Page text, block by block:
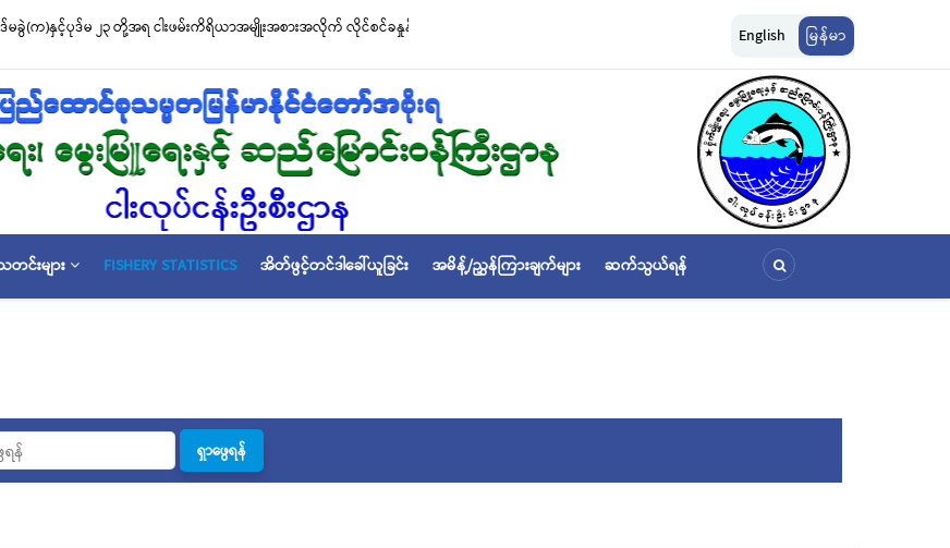
မခွဲ(က)နှင့်ပုဒ်မ ၂၃ တို့အရ ငါးဖမ်းကိရိယာအမျိုးအစားအလိုက် လိုင်စင်ခနှုန်းထားများကို အောက်ပါ
ငါးလုပ်ငန်းဦးစီးဌာနနှင့် FFI အကြား မြန်မာနိုင်ငံ ပင်လယ်နှင့် ရ
ဆိုင်ရာ သဘောတူညီမှု မူဘောင်စာချုပ်” လက်မှတ်ရေးထိုး
English မြန်မာ
တင်းများ FISHERY STATISTICS အိတ်ဖွင့်တင်ဒါခေါ်ယူခြင်း အမိန့်/ညွှန်ကြားချက်များ ဆက်သွယ်ရန်